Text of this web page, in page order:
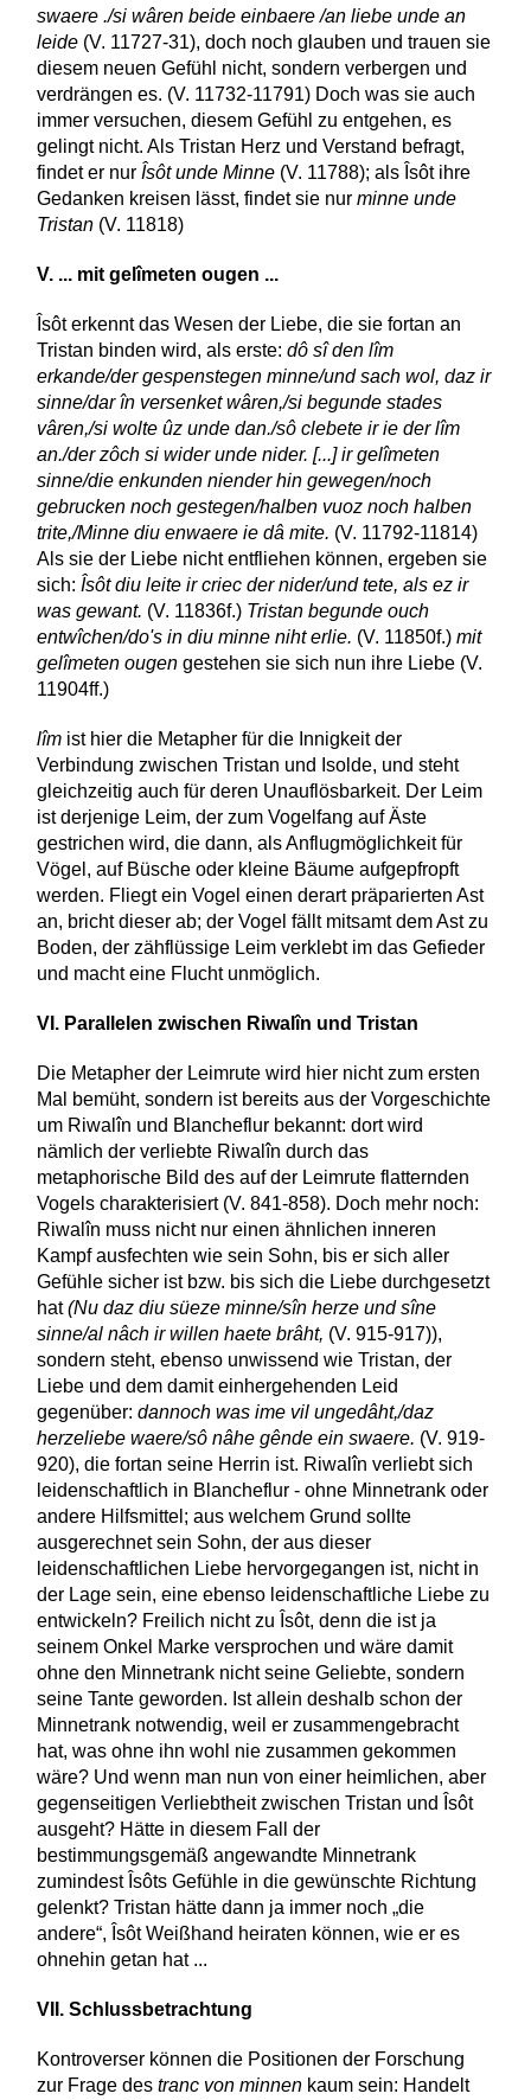
swaere ./si wâren beide einbaere /an liebe unde an
leide (V. 11727-31), doch noch glauben und trauen sie
diesem neuen Gefühl nicht, sondern verbergen und
verdrängen es. (V. 11732-11791) Doch was sie auch
immer versuchen, diesem Gefühl zu entgehen, es
gelingt nicht. Als Tristan Herz und Verstand befragt,
findet er nurÎsôt unde Minne (V. 11788); als Îsôt ihre
Gedanken kreisen lässt, findet sie nurminne unde
Tristan (V. 11818)
V. ... mit gelîmeten ougen ...
Îsôt erkennt das Wesen der Liebe, die sie fortan an
Tristan binden wird, als erste:dô sî den lîm
erkande/der gespenstegen minne/und sach wol, daz ir
sinne/dar în versenket wâren,/si begunde stades
vâren,/si wolte ûz unde dan./sô clebete ir ie der lîm
an./der zôch si wider unde nider. [...] ir gelîmeten
sinne/die enkunden niender hin gewegen/noch
gebrucken noch gestegen/halben vuoz noch halben
trite,/Minne diu enwaere ie dâ mite. (V. 11792-11814)
Als sie der Liebe nicht entfliehen können, ergeben sie
sich:Îsôt diu leite ir criec der nider/und tete, als ez ir
was gewant. (V. 11836f.) Tristan begunde ouch
entwîchen/do's in diu minne niht erlie. (V. 11850f.)mit
gelîmeten ougen gestehen sie sich nun ihre Liebe (V.
11904ff.)
lîm ist hier die Metapher für die Innigkeit der
Verbindung zwischen Tristan und Isolde, und steht
gleichzeitig auch für deren Unauflösbarkeit. Der Leim
ist derjenige Leim, der zum Vogelfang auf Äste
gestrichen wird, die dann, als Anflugmöglichkeit für
Vögel, auf Büsche oder kleine Bäume aufgepfropft
werden. Fliegt ein Vogel einen derart präparierten Ast
an, bricht dieser ab; der Vogel fällt mitsamt dem Ast zu
Boden, der zähflüssige Leim verklebt im das Gefieder
und macht eine Flucht unmöglich.
VI. Parallelen zwischen Riwalîn und Tristan
Die Metapher der Leimrute wird hier nicht zum ersten
Mal bemüht, sondern ist bereits aus der Vorgeschichte
um Riwalîn und Blancheflur bekannt: dort wird
nämlich der verliebte Riwalîn durch das
metaphorische Bild des auf der Leimrute flatternden
Vogels charakterisiert (V. 841-858). Doch mehr noch:
Riwalîn muss nicht nur einen ähnlichen inneren
Kampf ausfechten wie sein Sohn, bis er sich aller
Gefühle sicher ist bzw. bis sich die Liebe durchgesetzt
hat(Nu daz diu süeze minne/sîn herze und sîne
sinne/al nâch ir willen haete brâht, (V. 915-917)),
sondern steht, ebenso unwissend wie Tristan, der
Liebe und dem damit einhergehenden Leid
gegenüber:dannoch was ime vil ungedâht,/daz
herzeliebe waere/sô nâhe gênde ein swaere. (V. 919-
920), die fortan seine Herrin ist. Riwalîn verliebt sich
leidenschaftlich in Blancheflur - ohne Minnetrank oder
andere Hilfsmittel; aus welchem Grund sollte
ausgerechnet sein Sohn, der aus dieser
leidenschaftlichen Liebe hervorgegangen ist, nicht in
der Lage sein, eine ebenso leidenschaftliche Liebe zu
entwickeln? Freilich nicht zu Îsôt, denn die ist ja
seinem Onkel Marke versprochen und wäre damit
ohne den Minnetrank nicht seine Geliebte, sondern
seine Tante geworden. Ist allein deshalb schon der
Minnetrank notwendig, weil er zusammengebracht
hat, was ohne ihn wohl nie zusammen gekommen
wäre? Und wenn man nun von einer heimlichen, aber
gegenseitigen Verliebtheit zwischen Tristan und Îsôt
ausgeht? Hätte in diesem Fall der
bestimmungsgemäß angewandte Minnetrank
zumindest Îsôts Gefühle in die gewünschte Richtung
gelenkt? Tristan hätte dann ja immer noch „die
andere“, Îsôt Weißhand heiraten können, wie er es
ohnehin getan hat ...
VII. Schlussbetrachtung
Kontroverser können die Positionen der Forschung
zur Frage destranc von minnen kaum sein: Handelt